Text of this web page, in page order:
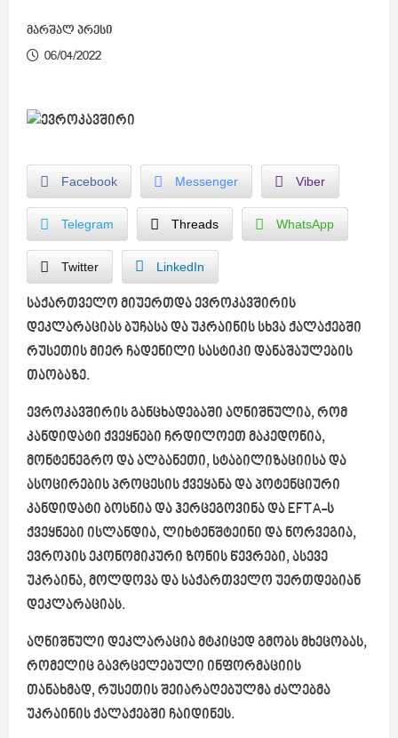
მარშალ პრესი
06/04/2022
Facebook Messenger Viber
Telegram Threads WhatsApp
Twitter LinkedIn
საქართველო მიუერთდა ევროკავშირის
დეკლარაციას ბუჩასა და უკრაინის სხვა ქალაქებში
რუსეთის მიერ ჩადენილი სასტიკი დანაშაულების
თაობაზე.
ევროკავშირის განცხადებაში აღნიშნულია, რომ
კანდიდატი ქვეყნები ჩრდილოეთ მაკედონია,
მონტენეგრო და ალბანეთი, სტაბილიზაციისა და
ასოცირების პროცესის ქვეყანა და პოტენციური
კანდიდატი ბოსნია და ჰერცეგოვინა დაEFTA-ს
ქვეყნები ისლანდია, ლიხტენშტეინი და ნორვეგია,
ევროპის ეკონომიკური ზონის წევრები, ასევე
უკრაინა, მოლდოვა და საქართველო უერთდებიან
დეკლარაციას.
აღნიშნული დეკლარაცია მტკიცედ გმობს მხეცობას,
რომელიც გავრცელებული ინფორმაციის
თანახმად, რუსეთის შეიარაღებულმა ძალებმა
უკრაინის ქალაქებში ჩაიდინეს.